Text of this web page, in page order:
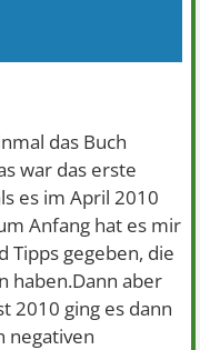
das Buch
war das erste
es im April 2010
Anfang hat es mir
Tipps gegeben, die
haben.Dann aber
2010 ging es dann
negativen